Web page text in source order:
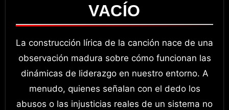
VACÍO
La construcción lírica de la canción nace de una
observación madura sobre cómo funcionan las
dinámicas de liderazgo en nuestro entorno. A
menudo, quienes señalan con el dedo los
abusos o las injusticias reales de un sistema no